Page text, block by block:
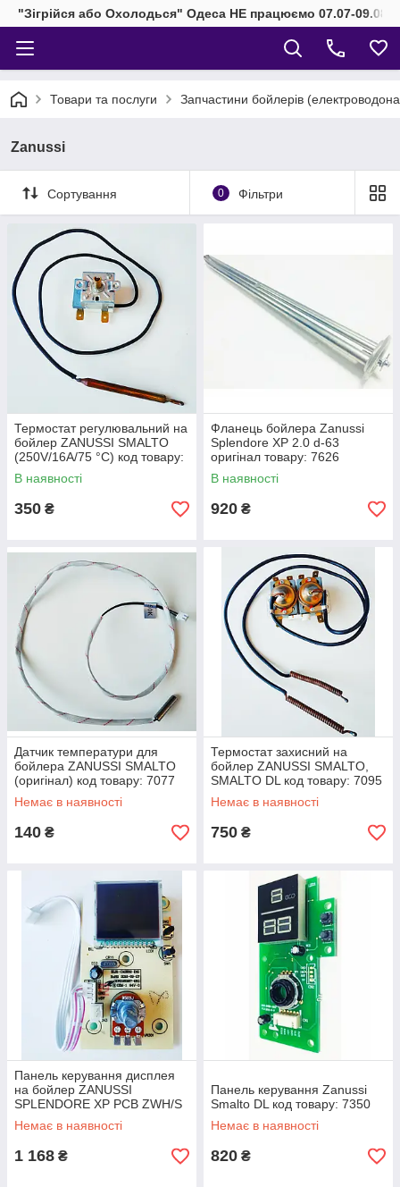
"Зігрійся або Охолодься" Одеса НЕ працюємо 07.07-
Товари та послуги Запчастини бойлерів
Zanussi
Сортування 0 Фільтри
Термостат регулювальний на
бойлер ZANUSSI SMALTO
(250V/16A/75 °C) код товару:
7096
В наявності
350 ₴
Фланець бойлера Zanussi
Splendore XP 2.0 d-63
оригінал товару: 7626
В наявності
920 ₴
Датчик температури для
бойлера ZANUSSI SMALTO
(оригінал) код товару: 7077
Немає в наявності
140 ₴
Термостат захисний на
бойлер ZANUSSI SMALTO,
SMALTO DL код товару: 7095
Немає в наявності
750 ₴
Панель керування дисплея
на бойлер ZANUSSI
SPLENDORE XP PCB ZWH/S
7.03.05.00044 код товару:
7098
Немає в наявності
1 168 ₴
Панель керування Zanussi
Smalto DL код товару: 7350
Немає в наявності
820 ₴